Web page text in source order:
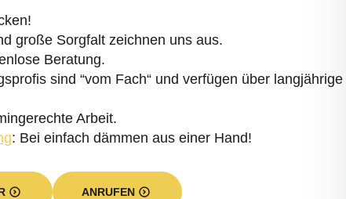
große Sorgfalt zeichnen uns aus.
Beratung.
sind “vom Fach“ und verfügen über langjährige
Arbeit.
: Bei einfach dämmen aus einer Hand!
ANRUFEN